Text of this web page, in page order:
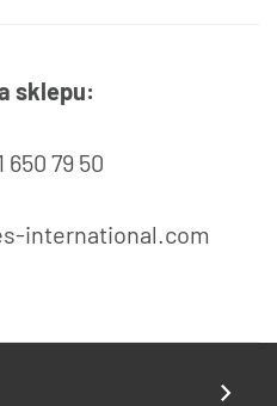
sklepu:
650 79 50
international.com